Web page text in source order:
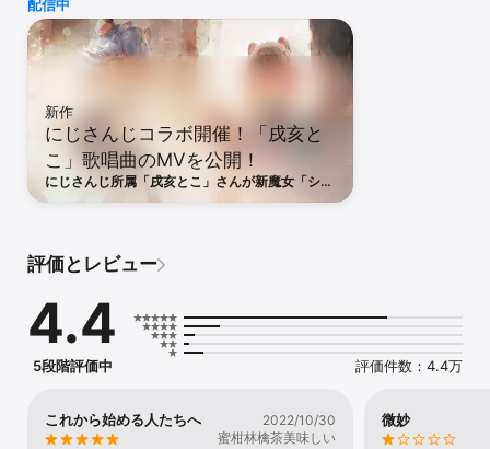
させる。
※イヤホンやヘッドフォン装着でのプレイを推奨します
◆STORY：
少し特別な力が使えるだけの、ごく普通の少女たち。
しかし大陸に災いが広がると、 特別な彼女たちは恐れられ、忌み嫌
われはじめる。
やがて聖槍教会による「魔女狩り」の開始が宣言された。
「災いは魔女のせいだ。魔女を殺せば災いは消える」
世界が狂気に支配される中、ある日突然呪いが世界中に現れた。
地獄の劫火に焼かれた国。骸晶に蝕まれた国。生命の樹に浄化され
それは「クリファの魔女」と呼ばれる少女たちの哀しい願い。
抗う術を持たない国は次々と滅び、そしてついに、
大地は空へと落ちていったーー
滅びた世界を救うため、少女たちは、堕ちた大地を解放していく。
それが正義だと信じながら……
配信中
新作
にじさんじコラボ開催！「戌亥と
こ」歌唱曲のMVを公開！
にじさんじ所属「戌亥とこ」さんが新魔女「シ
評価とレビュー
4.4
5段階評価中 評価件数：4.4万
これから始める人たちへ
2022/10/30
蜜柑林檎茶美味しい
微妙